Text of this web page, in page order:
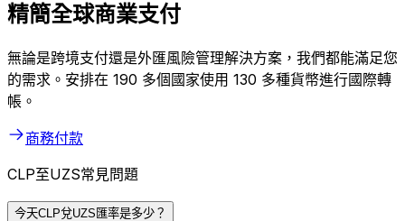
精簡全球商業支付
無論是跨境支付還是外匯風險管理解決方案，我們都能滿足您
的需求。安排在 190 多個國家使用 130 多種貨幣進行國際轉
帳。
商務付款
CLP至UZS常見問題
今天CLP兌UZS匯率是多少？